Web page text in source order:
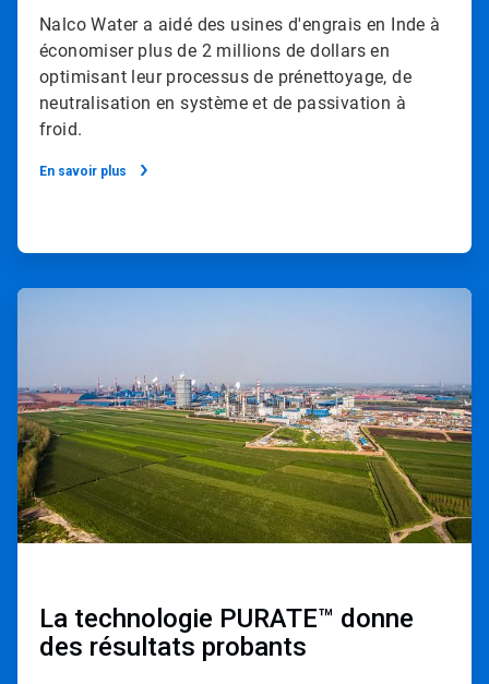
Nalco Water a aidé des usines d'engrais en Inde à
économiser plus de 2 millions de dollars en
optimisant leur processus de prénettoyage, de
neutralisation en système et de passivation à
froid.
En savoir plus
ArticleTile
La technologie PURATE™ donne
des résultats probants